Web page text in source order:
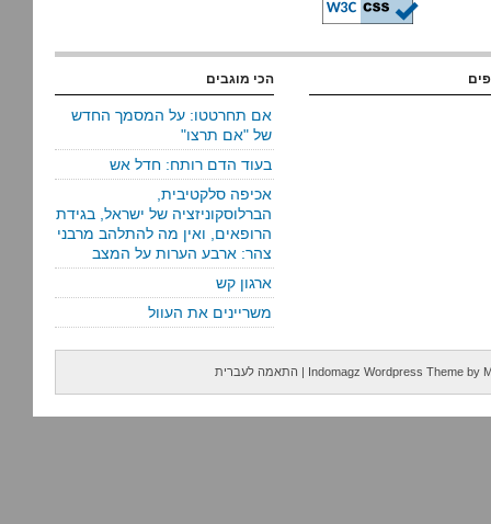
הכי מוגבים
אם תחרטטו: על המסמך החדש
של "אם תרצו"
בעוד הדם רותח: חדל אש
אכיפה סלקטיבית,
הברלוסקוניזציה של ישראל, בגידת
הרופאים, ואין מה להתלהב מרבני
צהר: ארבע הערות על המצב
ארגון קש
משריינים את העוול
Indomagz Wordpress Theme by
| התאמה לעברית